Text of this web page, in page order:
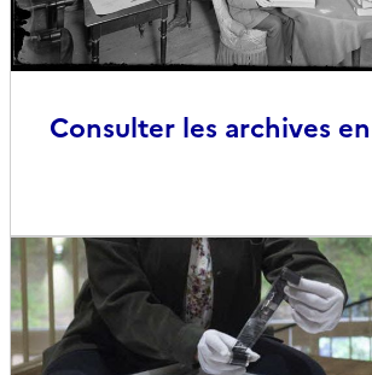
Consulter les archives